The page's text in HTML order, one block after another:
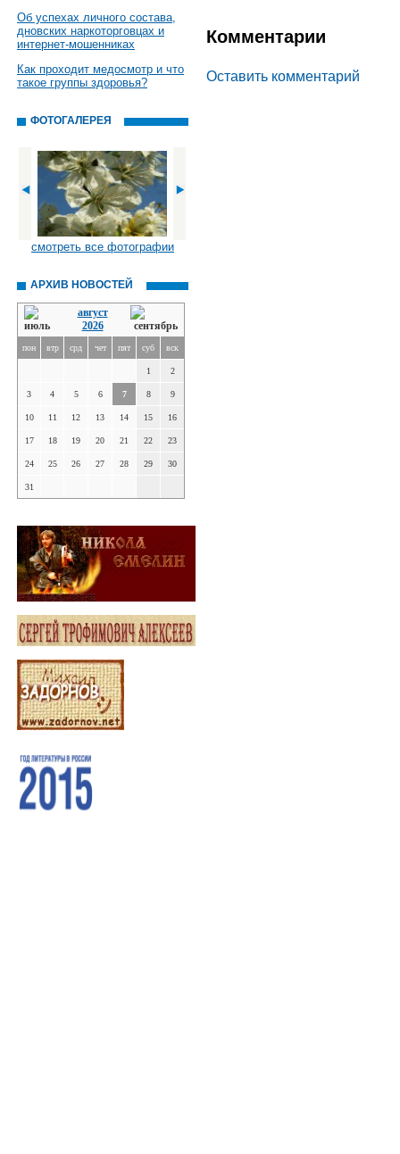
Об успехах личного состава,
дновских наркоторговцах и
интернет-мошенниках
Как проходит медосмотр и что
такое группы здоровья?
ФОТОГАЛЕРЕЯ
смотреть все фотографии
АРХИВ НОВОСТЕЙ
август
2026
пон втр срд чет пят суб вск
1 2
3 4 5 6 7 8 9
10 11 12 13 14 15 16
17 18 19 20 21 22 23
24 25 26 27 28 29 30
31
Комментарии
Оставить комментарий